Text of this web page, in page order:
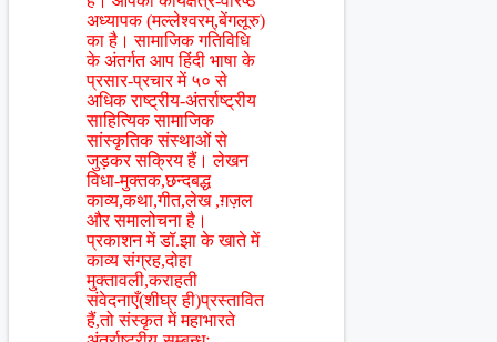
अध्यापक (मल्लेश्वरम्,बेंगलूरु)
का है। सामाजिक गतिविधि
के अंतर्गत आप हिंंदी भाषा के
प्रसार-प्रचार में ५० से
अधिक राष्ट्रीय-अंतर्राष्ट्रीय
साहित्यिक सामाजिक
सांस्कृतिक संस्थाओं से
जुड़कर सक्रिय हैं। लेखन
विधा-मुक्तक,छन्दबद्ध
काव्य,कथा,गीत,लेख ,ग़ज़ल
और समालोचना है।
प्रकाशन में डॉ.झा के खाते में
काव्य संग्रह,दोहा
मुक्तावली,कराहती
संवेदनाएँ(शीघ्र ही)प्रस्तावित
हैं,तो संस्कृत में महाभारते